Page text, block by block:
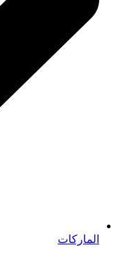
الماركات